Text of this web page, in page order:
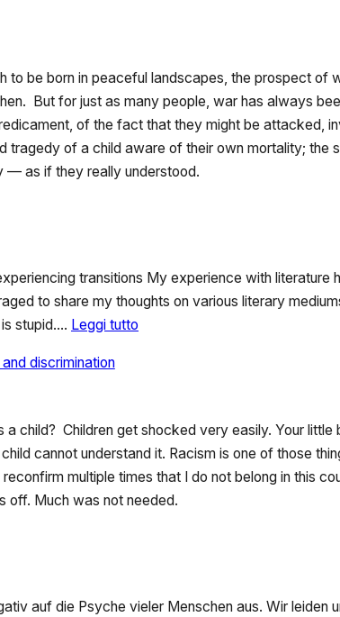
to be born in peaceful landscapes, the prospect
But for just as many people, war has always
of the fact that they might be attacked,
tragedy of a child aware of their own mortality;
— as if they really understood.
transitions My experience with
to share my thoughts on various literary
stupid.… Leggi tutto
discrimination
child? Children get shocked very easily. Your
cannot understand it. Racism is one of those
multiple times that I do not belong in this
off. Much was not needed.
auf die Psyche vieler Menschen aus. Wir